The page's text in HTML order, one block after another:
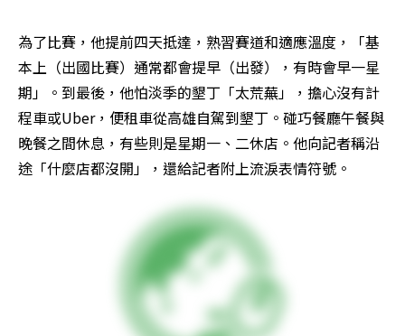
為了比賽，他提前四天抵達，熟習賽道和適應溫度，「基
本上（出國比賽）通常都會提早（出發），有時會早一星
期」。到最後，他怕淡季的墾丁「太荒蕪」，擔心沒有計
程車或Uber，便租車從高雄自駕到墾丁。碰巧餐廳午餐與
晚餐之間休息，有些則是星期一、二休店。他向記者稱沿
途「什麼店都沒開」，還給記者附上流淚表情符號。